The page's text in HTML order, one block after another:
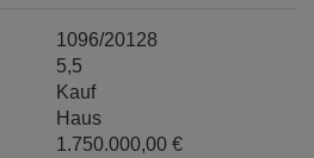
1096/20128
5,5
Kauf
Haus
1.750.000,00 €